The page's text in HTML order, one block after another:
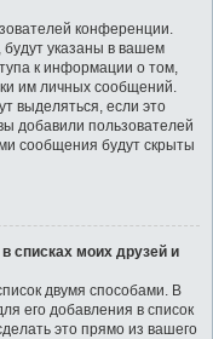
конференции.
будут указаны в вашем
к информации о том,
им личных сообщений.
выделяться, если это
добавили пользователей
сообщения будут скрыты
списках моих друзей и
двумя способами. В
его добавления в список
это прямо из вашего